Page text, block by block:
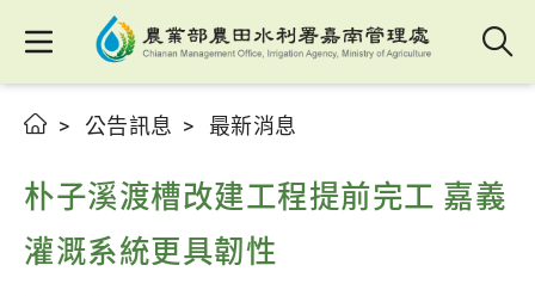
公告訊息 最新消息
朴子溪渡槽改建工程提前完工 嘉義
灌溉系統更具韌性